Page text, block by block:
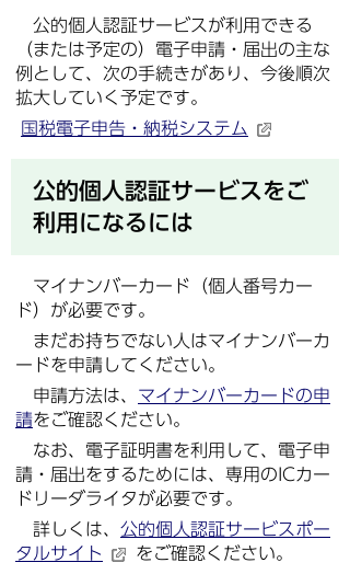
公的個人認証サービスが利用できる
（または予定の）電子申請・届出の主な
例として、次の手続きがあり、今後順次
拡大していく予定です。
国税電子申告・納税システム
公的個人認証サービスをご
利用になるには
マイナンバーカード（個人番号カー
ド）が必要です。
まだお持ちでない人はマイナンバーカ
ードを申請してください。
申請方法は、 マイナンバーカードの申
請をご確認ください。
なお、電子証明書を利用して、電子申
請・届出をするためには、専用のICカー
ドリーダライタが必要です。
詳しくは、 公的個人認証サービスポー
タルサイト
をご確認ください。